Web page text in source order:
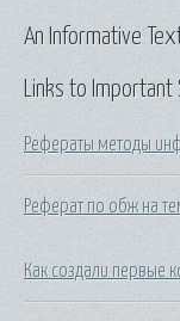
Links to Important
Рефераты методы
Реферат по обж на
Как создали первые
An Informative